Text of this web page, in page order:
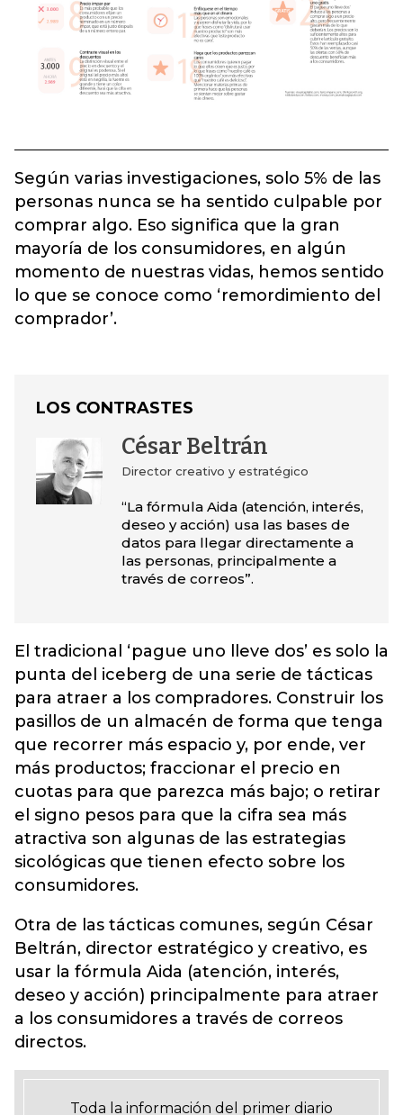
Según varias investigaciones, solo 5% de las
personas nunca se ha sentido culpable por
comprar algo. Eso significa que la gran
mayoría de los consumidores, en algún
momento de nuestras vidas, hemos sentido
lo que se conoce como ‘remordimiento del
comprador’.
LOS CONTRASTES
César Beltrán
Director creativo y estratégico
“La fórmula Aida (atención, interés,
deseo y acción) usa las bases de
datos para llegar directamente a
las personas, principalmente a
través de correos”.
El tradicional ‘pague uno lleve dos’ es solo la
punta del iceberg de una serie de tácticas
para atraer a los compradores. Construir los
pasillos de un almacén de forma que tenga
que recorrer más espacio y, por ende, ver
más productos; fraccionar el precio en
cuotas para que parezca más bajo; o retirar
el signo pesos para que la cifra sea más
atractiva son algunas de las estrategias
sicológicas que tienen efecto sobre los
consumidores.
Otra de las tácticas comunes, según César
Beltrán, director estratégico y creativo, es
usar la fórmula Aida (atención, interés,
deseo y acción) principalmente para atraer
a los consumidores a través de correos
directos.
Toda la información del primer diario